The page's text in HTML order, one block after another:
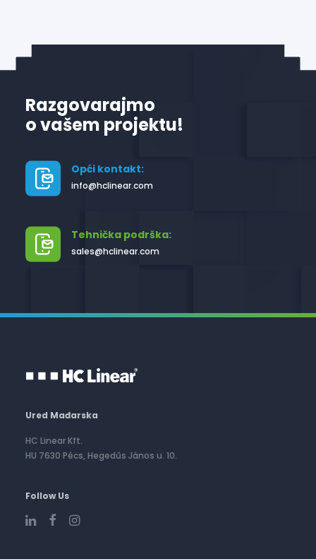
Razgovarajmo
o vašem projektu!
Opći kontakt:
info@hclinear.com
Tehnička podrška:
sales@hclinear.com
Ured Mađarska
HC Linear Kft.
HU 7630 Pécs, Hegedűs János u. 10.
Follow Us